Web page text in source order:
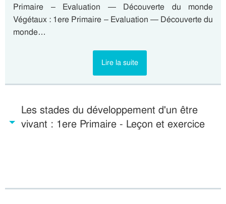
Primaire – Evaluation — Découverte du monde
Végétaux : 1ere Primaire – Evaluation — Découverte du
monde…
Lire la suite
Les stades du développement d'un être
vivant : 1ere Primaire - Leçon et exercice